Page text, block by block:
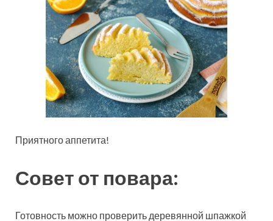
Приятного аппетита!
Совет от повара:
Готовность можно проверить деревянной шпажкой